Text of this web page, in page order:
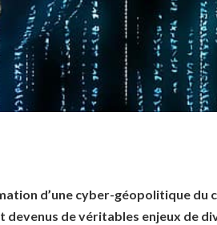
d’une cyber-géopolitique du
devenus de véritables enjeux de